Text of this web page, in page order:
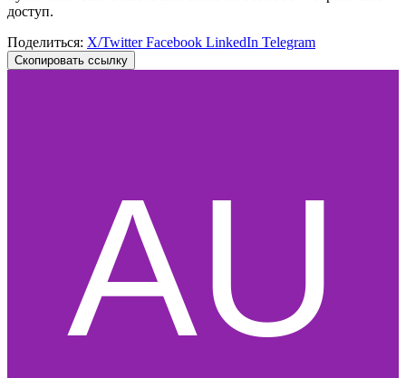
доступ.
Поделиться: X/TwitterFacebook LinkedIn Telegram
Скопировать ссылку